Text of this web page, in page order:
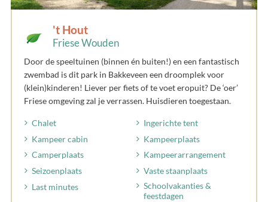
't Hout
Friese Wouden
Door de speeltuinen (binnen én buiten!) en een fantastisch
zwembad is dit park in Bakkeveen een droomplek voor
(klein)kinderen! Liever per fiets of te voet eropuit? De ‘oer’
Friese omgeving zal je verrassen. Huisdieren toegestaan.
Chalet
Ingerichte tent
Kampeer cabin
Kampeerplaats
Camperplaats
Kampeerarrangement
Seizoenplaats
Vaste staanplaats
Last minutes
Schoolvakanties &
feestdagen